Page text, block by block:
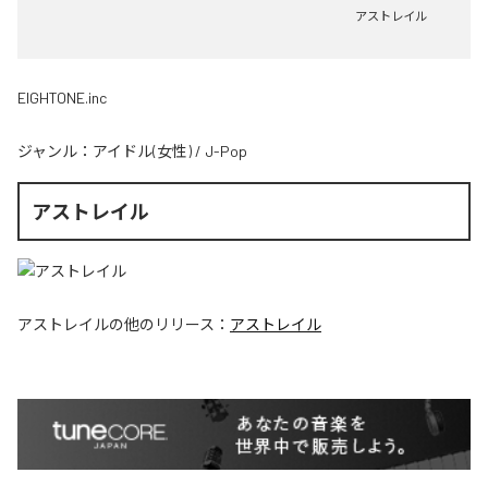
アストレイル
EIGHTONE.inc
ジャンル： アイドル(女性) / J-Pop
アストレイル
アストレイルの他のリリース： アストレイル